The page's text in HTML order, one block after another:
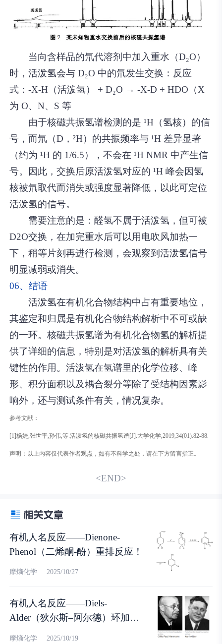
当向含样品的氘代溶剂中加入重水（D₂O）
时，活泼氢会与 D₂O 中的氘发生交换：反应
式：-X-H（活泼氢） + D₂O → -X-D + HDO（X
为 O、N、S 等
由于核磁共振氢谱检测的是 ¹H（氢核）的信
号，而氘（D，²H）的共振频率与 ¹H 差异显著
（约为 ¹H 的 1/6.5），不会在 ¹H NMR 中产生信
号。因此，交换后原活泼氢对应的 ¹H 峰会因氢
核被氘取代而消失或强度显著降低，以此可定位
活泼氢的信号。
需要注意的是：醛氢不属于活泼氢，但可被
D2O交换，在加完重水后可以用电吹风加热一
下，稍等片刻再进行检测，会观察到活泼氢信号
明显减弱或消失。
06、结语
活泼氢在有机化合物结构中占有重要地位，
其鉴定和归属是有机化合物结构解析中不可或缺
的一环。核磁共振氢谱为有机化合物氢的解析提
供了详细的信息，特别是对活泼氢的解析具有关
键性的作用。活泼氢在氢谱里的化学位移、峰
形、积分面积以及耦合裂分等除了受结构因素影
响外，还与测试条件有关，情况复杂。
参考文献：
[1]杨婕,张世平,孙伟,等.活泼氢的核磁共振氢谱[J].大学化学,2019,34(01):82-88.
声明：以上内容仅代表作者观点，如有不科学之处，请在下方留言指正。
<END>
有机人名反应——Dienone-
Phenol（二烯酮-酚）重排反应！
摩熵化学 2025/10/27
有机人名反应——Diels-
Alder（狄尔斯–阿尔德）环加成
反应！
摩熵化学 2025/10/19